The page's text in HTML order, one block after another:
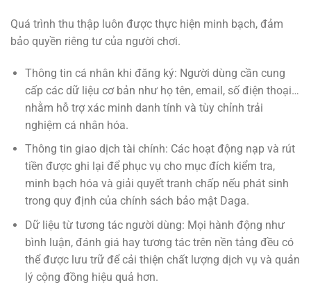
Quá trình thu thập luôn được thực hiện minh bạch, đảm
bảo quyền riêng tư của người chơi.
Thông tin cá nhân khi đăng ký: Người dùng cần cung
cấp các dữ liệu cơ bản như họ tên, email, số điện thoại…
nhằm hỗ trợ xác minh danh tính và tùy chỉnh trải
nghiệm cá nhân hóa.
Thông tin giao dịch tài chính: Các hoạt động nạp và rút
tiền được ghi lại để phục vụ cho mục đích kiểm tra,
minh bạch hóa và giải quyết tranh chấp nếu phát sinh
trong quy định của chính sách bảo mật Daga.
Dữ liệu từ tương tác người dùng: Mọi hành động như
bình luận, đánh giá hay tương tác trên nền tảng đều có
thể được lưu trữ để cải thiện chất lượng dịch vụ và quản
lý cộng đồng hiệu quả hơn.